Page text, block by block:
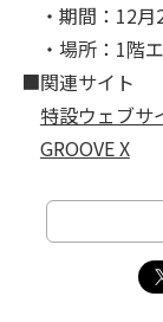
・期間：12月
・場所：1階
■関連サイト
特設ウェブサ
GROOVE X